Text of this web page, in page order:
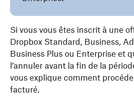
Si vous vous êtes inscrit à une
Dropbox Standard, Business,
Business Plus ou Enterprise et
l’annuler avant la fin de la
vous explique comment
facturé.